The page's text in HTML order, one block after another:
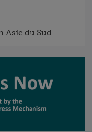
Asie du Sud